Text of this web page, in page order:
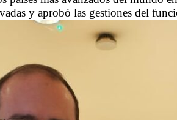
y aprobó las gestiones del